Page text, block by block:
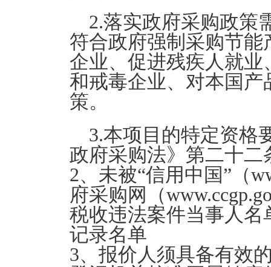
2.落实政府采购政策
符合政府强制采购节
企业、促进残疾人就
和戒毒企业、对本国
策。
3.本项目的特定资格
政府采购法》第二十二
2、未被“信用中国”（
府采购网（
税收违法案件当事人
记录名单
3、报价人须具备有效